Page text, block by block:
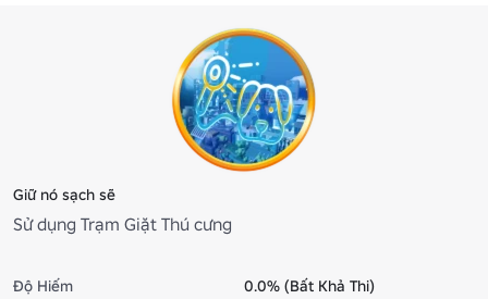
Giữ nó sạch sẽ
Sử dụng Trạm Giặt Thú cưng
Độ Hiếm
0.0% (Bất Khả Thi)